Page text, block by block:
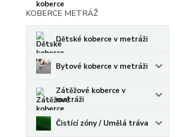
KOBERCE METRÁŽ
Dětské koberce v metráži
Bytové koberce v metráži
Zátěžové koberce v
metráži
Čistící zóny / Umělá tráva